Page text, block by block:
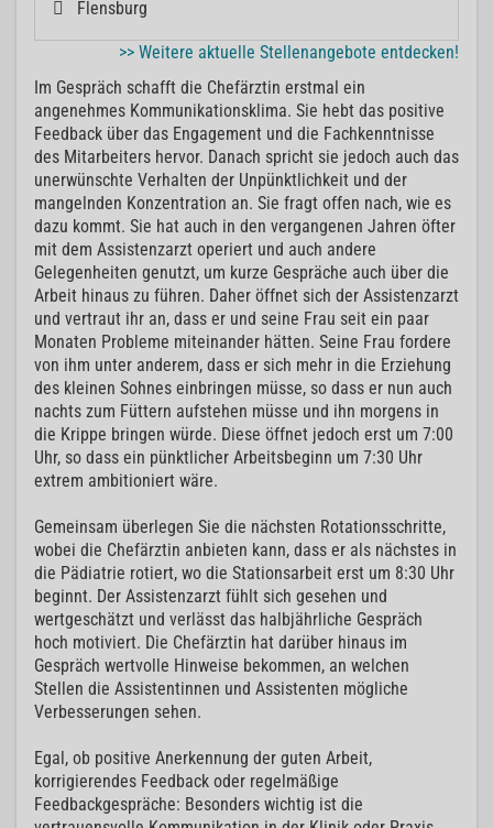
Flensburg
>> Weitere aktuelle Stellenangebote entdecken!
Im Gespräch schafft die Chefärztin erstmal ein
angenehmes Kommunikationsklima. Sie hebt das positive
Feedback über das Engagement und die Fachkenntnisse
des Mitarbeiters hervor. Danach spricht sie jedoch auch das
unerwünschte Verhalten der Unpünktlichkeit und der
mangelnden Konzentration an. Sie fragt offen nach, wie es
dazu kommt. Sie hat auch in den vergangenen Jahren öfter
mit dem Assistenzarzt operiert und auch andere
Gelegenheiten genutzt, um kurze Gespräche auch über die
Arbeit hinaus zu führen. Daher öffnet sich der Assistenzarzt
und vertraut ihr an, dass er und seine Frau seit ein paar
Monaten Probleme miteinander hätten. Seine Frau fordere
von ihm unter anderem, dass er sich mehr in die Erziehung
des kleinen Sohnes einbringen müsse, so dass er nun auch
nachts zum Füttern aufstehen müsse und ihn morgens in
die Krippe bringen würde. Diese öffnet jedoch erst um 7:00
Uhr, so dass ein pünktlicher Arbeitsbeginn um 7:30 Uhr
extrem ambitioniert wäre.
Gemeinsam überlegen Sie die nächsten Rotationsschritte,
wobei die Chefärztin anbieten kann, dass er als nächstes in
die Pädiatrie rotiert, wo die Stationsarbeit erst um 8:30 Uhr
beginnt. Der Assistenzarzt fühlt sich gesehen und
wertgeschätzt und verlässt das halbjährliche Gespräch
hoch motiviert. Die Chefärztin hat darüber hinaus im
Gespräch wertvolle Hinweise bekommen, an welchen
Stellen die Assistentinnen und Assistenten mögliche
Verbesserungen sehen.
Egal, ob positive Anerkennung der guten Arbeit,
korrigierendes Feedback oder regelmäßige
Feedbackgespräche: Besonders wichtig ist die